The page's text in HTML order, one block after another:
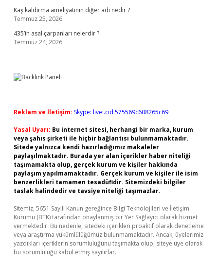
Kaş kaldırma ameliyatının diğer adı nedir ?
Temmuz 25, 2026
435’in asal çarpanları nelerdir ?
Temmuz 24, 2026
Reklam ve İletişim: Skype: live:.cid.575569c608265c69
Yasal Uyarı: Bu internet sitesi, herhangi bir marka, kurum
veya şahıs şirketi ile hiçbir bağlantısı bulunmamaktadır.
Sitede yalnızca kendi hazırladığımız makaleler
paylaşılmaktadır. Burada yer alan içerikler haber niteliği
taşımamakta olup, gerçek kurum ve kişiler hakkında
paylaşım yapılmamaktadır. Gerçek kurum ve kişiler ile isim
benzerlikleri tamamen tesadüfidir. Sitemizdeki bilgiler
taslak halindedir ve tavsiye niteliği taşımazlar.
Sitemiz, 5651 Sayılı Kanun gereğince Bilgi Teknolojileri ve İletişim
Kurumu (BTK) tarafından onaylanmış bir Yer Sağlayıcı olarak hizmet
vermektedir. Bu nedenle, sitedeki içerikleri proaktif olarak denetleme
veya araştırma yükümlülüğümüz bulunmamaktadır. Ancak, üyelerimiz
yazdıkları içeriklerin sorumluluğunu taşımakta olup, siteye üye olarak
bu sorumluluğu kabul etmiş sayılırlar.